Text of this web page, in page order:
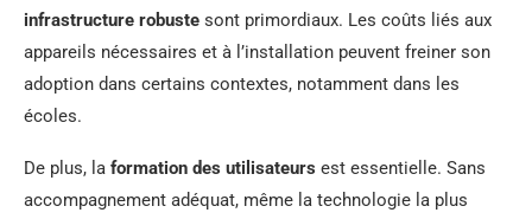
infrastructure robuste sont primordiaux. Les coûts liés aux
appareils nécessaires et à l’installation peuvent freiner son
adoption dans certains contextes, notamment dans les
écoles.
De plus, la formation des utilisateurs est essentielle. Sans
accompagnement adéquat, même la technologie la plus